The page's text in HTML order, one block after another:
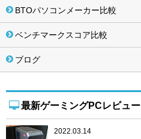
BTOパソコンメーカー比較
ベンチマークスコア比較
ブログ
最新ゲーミングPCレビュー
2022.03.14